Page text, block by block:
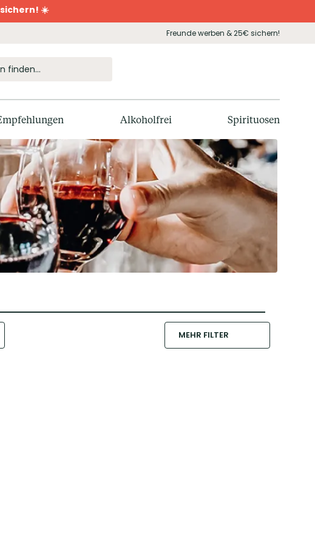
sichern! ☀️
Freunde werben & 25€ sichern!
Alkoholfrei Spirituosen
MEHR FILTER